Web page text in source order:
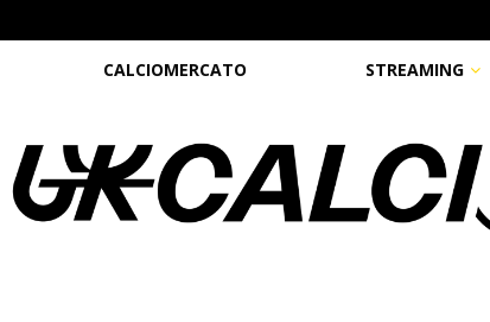
CALCIOMERCATO STREAMING